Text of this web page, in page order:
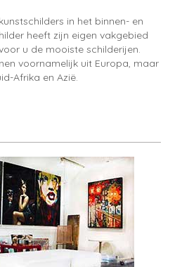
in het binnen- en
heeft zijn eigen vakgebied
u de mooiste schilderijen.
voornamelijk uit Europa, maar
Afrika en Azië.